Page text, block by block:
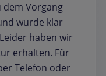
dem Vorgang
wurde klar
haben wir
erhalten. Für
Telefon oder